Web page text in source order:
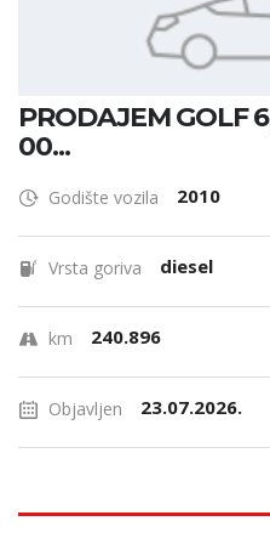
PRODAJEM GOLF
00...
Godište vozila 2010
Vrsta goriva diesel
km 240.896
Objavljen 23.07.2026.